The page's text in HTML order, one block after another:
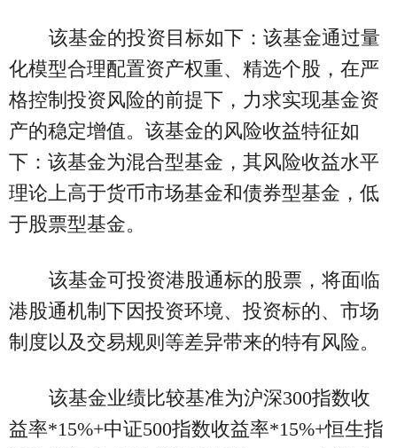
该基金的投资目标如下：该基金通过量
化模型合理配置资产权重、精选个股，在严
格控制投资风险的前提下，力求实现基金资
产的稳定增值。该基金的风险收益特征如
下：该基金为混合型基金，其风险收益水平
理论上高于货币市场基金和债券型基金，低
于股票型基金。
该基金可投资港股通标的股票，将面临
港股通机制下因投资环境、投资标的、市场
制度以及交易规则等差异带来的特有风险。
该基金业绩比较基准为沪深300指数收
益率*15%+中证500指数收益率*15%+恒生指